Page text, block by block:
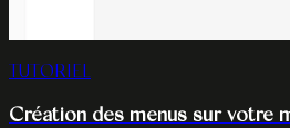
TUTORIEL
Création des menus sur votre